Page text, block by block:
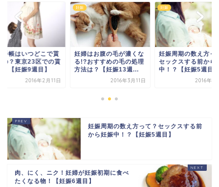
手帳はいつどこで貰
の？東京23区での貰
！【妊娠9週目】
2016年2月11日
妊娠
妊婦はお腹の毛が濃くな
る!?おすすめの毛の処理
方法は？【妊娠13週...
2016年3月11日
妊娠
妊娠周期の数え方っ
セックスする前から
中！？【妊娠5週目
2016年1
妊娠周期の数え方って？セックスする前
から妊娠中！？【妊娠5週目】
肉、にく、ニク！妊婦が妊娠初期に食べ
たくなる物！【妊娠6週目】